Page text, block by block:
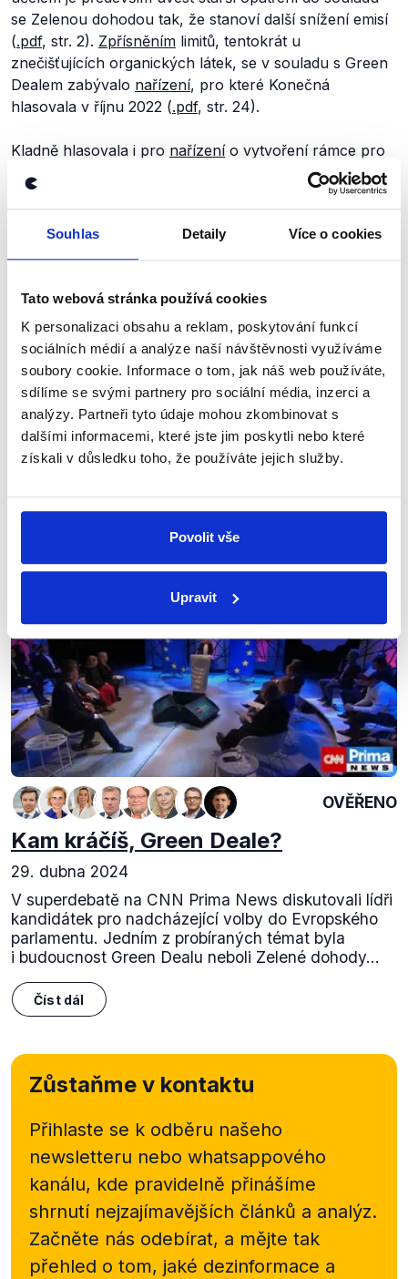
Souhlas Detaily Více o cookies
Tato webová stránka používá cookies
K personalizaci obsahu a reklam, poskytování funkcí
sociálních médií a analýze naší návštěvnosti využíváme
soubory cookie. Informace o tom, jak náš web používáte,
sdílíme se svými partnery pro sociální média, inzerci a
analýzy. Partneři tyto údaje mohou zkombinovat s
dalšími informacemi, které jste jim poskytli nebo které
získali v důsledku toho, že používáte jejich služby.
Povolit vše
Upravit
se Zelenou dohodou tak, že stanoví další snížení emisí
(.pdf, str. 2). Zpřísněním limitů, tentokrát u
znečišťujících organických látek, se v souladu s Green
Dealem zabývalo nařízení, pro které Konečná
hlasovala v říjnu 2022 (.pdf, str. 24).
Kladně hlasovala i pro nařízenío vytvoření rámce pro
certifikaci pohlcování uhlíku (
, str. 133). Jehocílem
je usnadnit provozovatelům zavádění pohlcování
roku 2050 stanoveného v evropském právním rámci
pro klima a dalších environmentálních cílů Zelené
Závěr
Europoslankyně za KSČM Kateřina Konečná má tedy
pravdu v tom, že nehlasovala pro přijetí samotného
Green Dealu. Následně však podpořila řadu dílčích
návrhů, které jsou jeho součástí, počínaje právním
rámcem pro klima, který mění některé cíle Grean Dealu
hodnotíme jako zavádějící.
OVĚŘENO
Kam kráčíš, Green Deale?
29. dubna 2024
V superdebatě na CNN Prima News diskutovali lídři
kandidátek pro nadcházející volby do Evropského
parlamentu. Jedním z probíraných témat byla
i budoucnost Green Dealu neboli Zelené dohody...
Číst dál
Zůstaňme v kontaktu
Přihlaste se k odběru našeho
newsletteru nebo whatsappového
kanálu, kde pravidelně přinášíme
shrnutí nejzajímavějších článků a analýz.
Začněte nás odebírat, a mějte tak
přehled o tom, jaké dezinformace a